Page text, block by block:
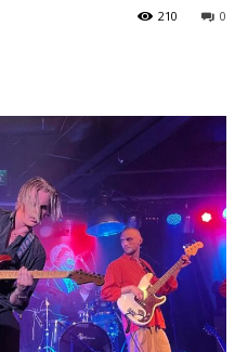
0
210